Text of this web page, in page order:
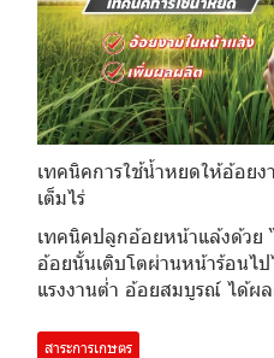
เทคนิคการใช้น้ำหยดให้อ้อย
เต็มไร่
เทคนิคปลูกอ้อยหน้าแล้งด้วย
อ้อยนั้นเติบโตผ่านหน้าร้อนไ
แรงงานต่ำ อ้อยสมบูรณ์ ได้ผ
สาระการเกษตร